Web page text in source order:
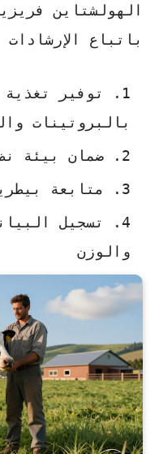
الهولشتاين
باتباع
توفير
بالبروتينات
ضمان بيئة
متابعة
تسجيل
والوزن